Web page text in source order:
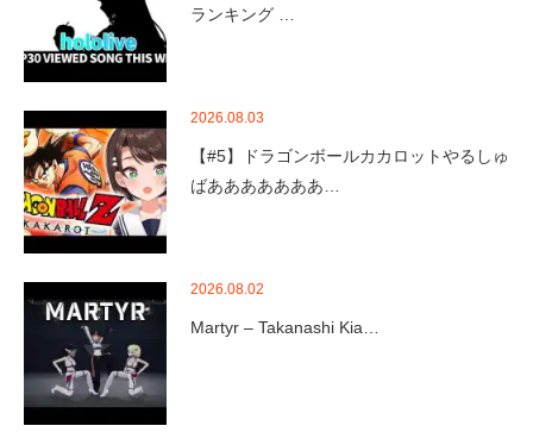
ランキング …
2026.08.03
【#5】ドラゴンボールカカロットやるしゅ
ばあああああああ…
2026.08.02
Martyr – Takanashi Kia…